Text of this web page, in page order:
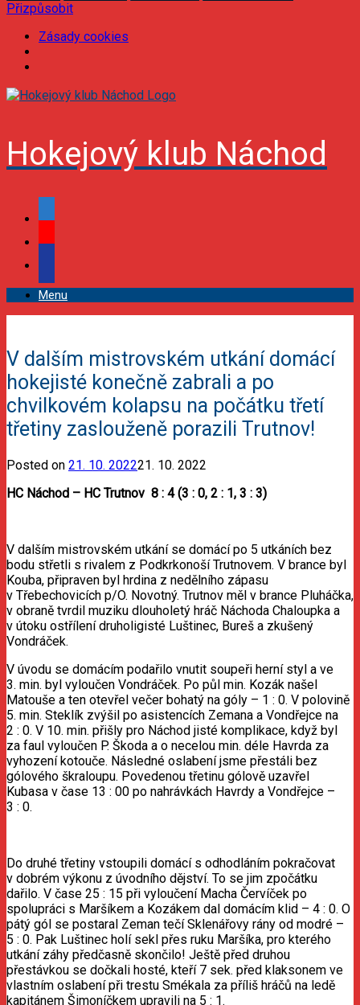
Přizpůsobit
Zásady cookies
Skip
Hokejový klub Náchod
Menu
V dalším mistrovském utkání domácí
hokejisté konečně zabrali a po
chvilkovém kolapsu na počátku třetí
třetiny zaslouženě porazili Trutnov!
Posted on 21. 10. 202221. 10. 2022
HC Náchod – HC Trutnov 8 : 4 (3 : 0, 2 : 1, 3 : 3)
V dalším mistrovském utkání se domácí po 5 utkáních bez
bodu střetli s rivalem z Podkrkonoší Trutnovem. V brance byl
Kouba, připraven byl hrdina z nedělního zápasu
v Třebechovicích p/O. Novotný. Trutnov měl v brance Pluháčka,
v obraně tvrdil muziku dlouholetý hráč Náchoda Chaloupka a
v útoku ostřílení druholigisté Luštinec, Bureš a zkušený
Vondráček.
V úvodu se domácím podařilo vnutit soupeři herní styl a ve
3. min. byl vyloučen Vondráček. Po půl min. Kozák našel
Matouše a ten otevřel večer bohatý na góly – 1 : 0. V polovině
5. min. Steklík zvýšil po asistencích Zemana a Vondřejce na
2 : 0. V 10. min. přišly pro Náchod jisté komplikace, když byl
za faul vyloučen P. Škoda a o necelou min. déle Havrda za
vyhození kotouče. Následné oslabení jsme přestáli bez
gólového škraloupu. Povedenou třetinu gólově uzavřel
Kubasa v čase 13 : 00 po nahrávkách Havrdy a Vondřejce –
3 : 0.
Do druhé třetiny vstoupili domácí s odhodláním pokračovat
v dobrém výkonu z úvodního dějství. To se jim zpočátku
dařilo. V čase 25 : 15 při vyloučení Macha Červíček po
spolupráci s Maršíkem a Kozákem dal domácím klid – 4 : 0. O
pátý gól se postaral Zeman tečí Sklenářovy rány od modré –
5 : 0. Pak Luštinec holí sekl přes ruku Maršíka, pro kterého
utkání záhy předčasně skončilo! Ještě před druhou
přestávkou se dočkali hosté, kteří 7 sek. před klaksonem ve
vlastním oslabení při trestu Smékala za příliš hráčů na ledě
kapitánem Šimoníčkem upravili na 5 : 1.